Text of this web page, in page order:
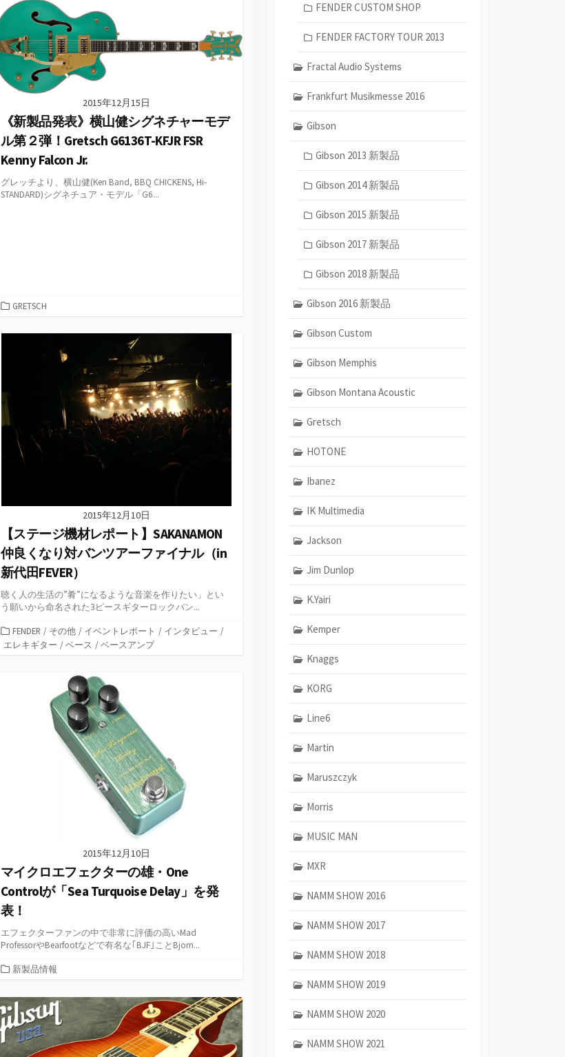
リ
2015年12月15日
《新製品発表》横山健シグネチャーモデ
ル第２弾！Gretsch G6136T-KFJR FSR
Kenny Falcon Jr.
グレッチより、横山健(Ken Band, BBQ CHICKENS, Hi-
STANDARD)シグネチュア・モデル「G6...
カ
ゴ
GRETSCH
2015年12月10日
【ステージ機材レポート】SAKANAMON
仲良くなり対バンツアーファイナル（in
新代田FEVER）
聴く人の生活の”肴”になるような音楽を作りたい」とい
う願いから命名された3ピースギターロックバン...
カ
テ
FENDER / その他 / イベントレポート / インタビュー /
エレキギター / ベース / ベースアンプ
2015年12月10日
マイクロエフェクターの雄・One
Controlが「Sea Turquoise Delay」を発
表！
エフェクターファンの中で非常に評価の高いMad
ProfessorやBearfootなどで有名な｢BJF｣ことBjorn...
カ
ゴ
リ
ー
新製品情報
FENDER CUSTOM SHOP
FENDER FACTORY TOUR 2013
Fractal Audio Systems
Frankfurt Musikmesse 2016
Gibson
Gibson 2013 新製品
Gibson 2014 新製品
Gibson 2015 新製品
Gibson 2017 新製品
Gibson 2018 新製品
Gibson 2016 新製品
Gibson Custom
Gibson Memphis
Gibson Montana Acoustic
Gretsch
HOTONE
Ibanez
IK Multimedia
Jackson
Jim Dunlop
K.Yairi
Kemper
Knaggs
KORG
Line6
Martin
Maruszczyk
Morris
MUSIC MAN
MXR
NAMM SHOW 2016
NAMM SHOW 2017
NAMM SHOW 2018
NAMM SHOW 2019
NAMM SHOW 2020
NAMM SHOW 2021